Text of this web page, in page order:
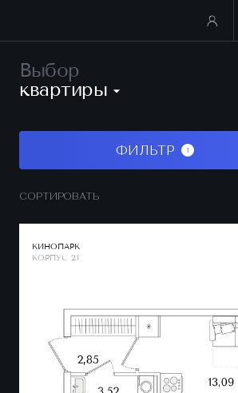
Выбор
квартиры
СОРТИРОВАТЬ
ФИЛЬТР 1
КИНОПАРК
КОРПУС 2.1